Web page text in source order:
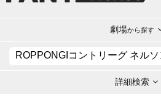
劇場から探す
詳細検索